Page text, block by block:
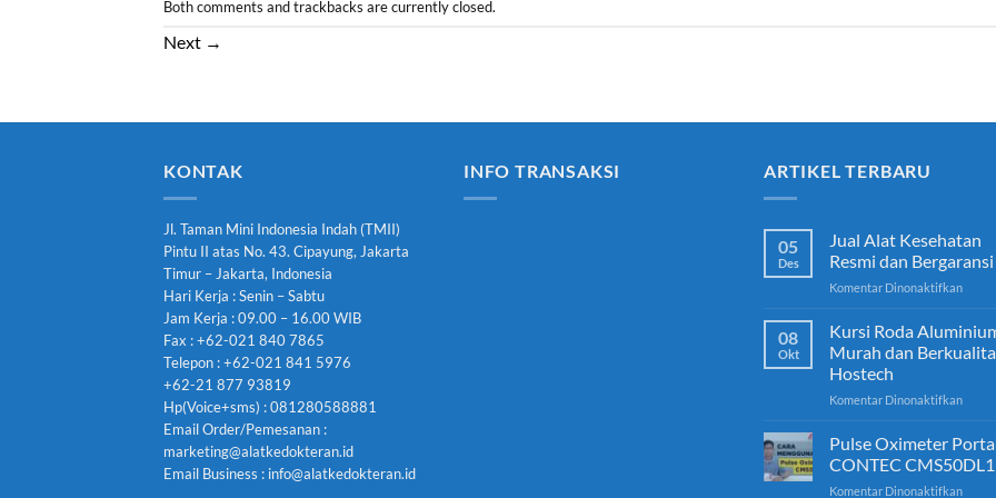
Both comments and trackbacks are currently closed.
Next →
KONTAK
Jl. Taman Mini Indonesia Indah (TMII)
Pintu II atas No. 43. Cipayung, Jakarta
Timur – Jakarta, Indonesia
Hari Kerja : Senin – Sabtu
Jam Kerja : 09.00 – 16.00 WIB
Fax : +62-021 840 7865
Telepon : +62-021 841 5976
+62-21 877 93819
Hp(Voice+sms) : 081280588881
Email Order/Pemesanan :
marketing@alatkedokteran.id
Email Business : info@alatkedokteran.id
INFO TRANSAKSI ARTIKEL TERBARU
05
Des
Jual Alat Kesehatan
Resmi dan Bergaransi
Komentar Dinonaktifkanpada
Alat
Resmi
08
Okt
Kursi Roda
Murah dan
Hostech
Komentar Dinonaktifkanpada
Roda
Murah
dan
Pulse Oximeter
CONTEC CMS50DL1
Komentar Dinonaktifkanpada